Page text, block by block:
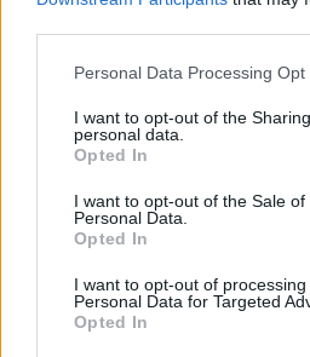
Personal Data Processing Opt
I want to opt-out of the
personal data.
Opted In
I want to opt-out of the Sale of
Personal Data.
Opted In
I want to opt-out of processing
Personal Data for Targeted
Opted In
https://www.bydlimekvalitne.cz/
se-vyrabel-rucne-stal-korunu-
darem-sovetskeho-svazu?
Přihlásit se a odpovědět